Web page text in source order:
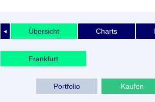
◄ Übersicht Charts
Frankfurt
Kaufen
Portfolio